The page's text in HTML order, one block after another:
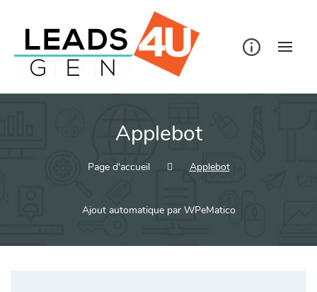
Applebot
Page d'accueil Applebot
Ajout automatique par WPeMatico